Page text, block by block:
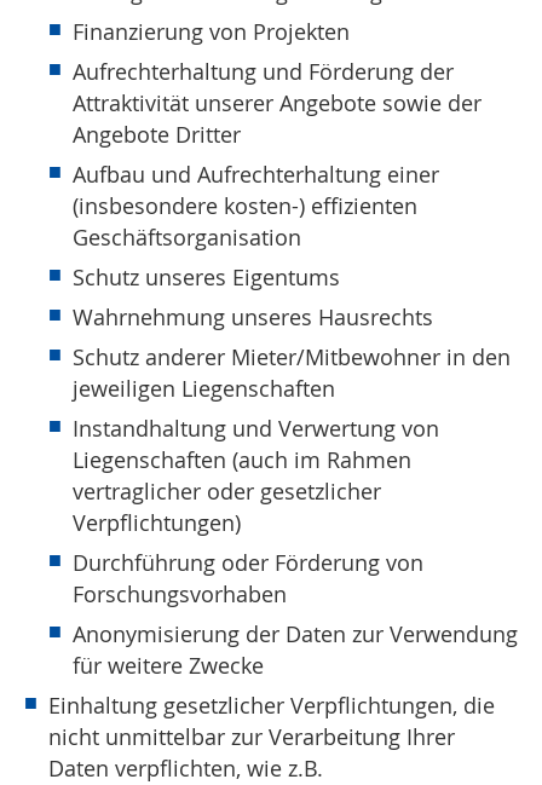
Finanzierung von Projekten
Aufrechterhaltung und Förderung der
Attraktivität unserer Angebote sowie der
Angebote Dritter
Aufbau und Aufrechterhaltung einer
(insbesondere kosten-) effizienten
Geschäftsorganisation
Schutz unseres Eigentums
Wahrnehmung unseres Hausrechts
Schutz anderer Mieter/Mitbewohner in den
jeweiligen Liegenschaften
Instandhaltung und Verwertung von
Liegenschaften (auch im Rahmen
vertraglicher oder gesetzlicher
Verpflichtungen)
Durchführung oder Förderung von
Forschungsvorhaben
Anonymisierung der Daten zur Verwendung
für weitere Zwecke
Einhaltung gesetzlicher Verpflichtungen, die
nicht unmittelbar zur Verarbeitung Ihrer
Daten verpflichten, wie z.B.